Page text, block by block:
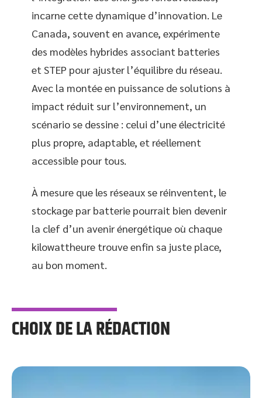
incarne cette dynamique d’innovation. Le
Canada, souvent en avance, expérimente
des modèles hybrides associant batteries
et STEP pour ajuster l’équilibre du réseau.
Avec la montée en puissance de solutions à
impact réduit sur l’environnement, un
scénario se dessine : celui d’une électricité
plus propre, adaptable, et réellement
accessible pour tous.
À mesure que les réseaux se réinventent, le
stockage par batterie pourrait bien devenir
la clef d’un avenir énergétique où chaque
kilowattheure trouve enfin sa juste place,
au bon moment.
CHOIX DE LA RÉDACTION